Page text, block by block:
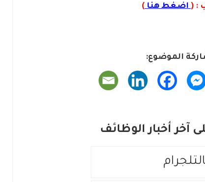
: ( اضغط هنا )
الموضوع:
أخبار الوظائف